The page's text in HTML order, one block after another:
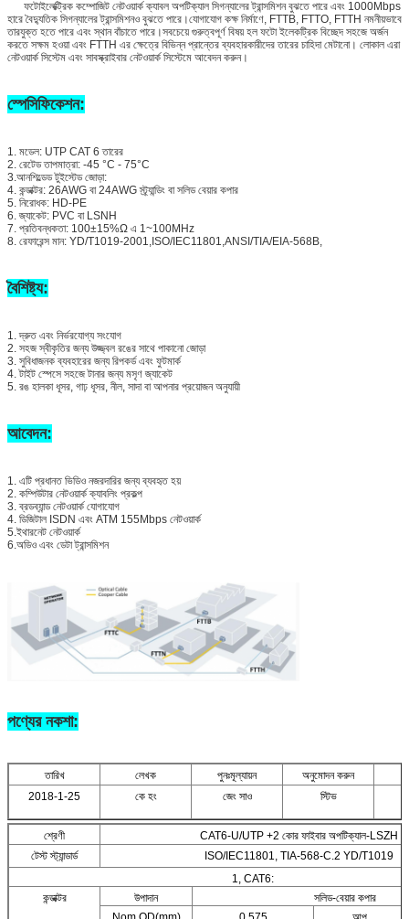
ফটোইলেক্ট্রিক কম্পোজিট নেটওয়ার্ক ক্যাবল অপটিক্যাল সিগন্যালের ট্রান্সমিশন বুঝতে পারে এবং 1000Mbps
হারে বৈদ্যুতিক সিগন্যালের ট্রান্সমিশনও বুঝতে পারে।যোগাযোগ কক্ষ নির্মাণে, FTTB, FTTO, FTTH নমনীয়ভাবে
তারযুক্ত হতে পারে এবং স্থান বাঁচাতে পারে।সবচেয়ে গুরুত্বপূর্ণ বিষয় হল ফটো ইলেকট্রিক বিচ্ছেদ সহজে অর্জন
করতে সক্ষম হওয়া এবং FTTH এর ক্ষেত্রে বিভিন্ন প্রান্তের ব্যবহারকারীদের তারের চাহিদা মেটানো। লোকাল এরা
নেটওয়ার্ক সিস্টেম এবং সাবস্ক্রাইবার নেটওয়ার্ক সিস্টেমে আবেদন করুন।
স্পেসিফিকেশন:
1. মডেল: UTP CAT 6 তারের
2. রেটেড তাপমাত্রা: -45 °C - 75°C
3.আনশিল্ডেড টুইস্টেড জোড়া:
4. কন্ডাক্টর: 26AWG বা 24AWG স্ট্র্যান্ডিং বা সলিড বেয়ার কপার
5. নিরোধক: HD-PE
6. জ্যাকেট: PVC বা LSNH
7. প্রতিবন্ধকতা: 100±15%Ω এ 1~100MHz
8. রেফারেন্স মান: YD/T1019-2001,ISO/IEC11801,ANSI/TIA/EIA-568B,
বৈশিষ্ট্য:
1. দ্রুত এবং নির্ভরযোগ্য সংযোগ
2. সহজ স্বীকৃতির জন্য উজ্জ্বল রঙের সাথে পাকানো জোড়া
3. সুবিধাজনক ব্যবহারের জন্য রিপকর্ড এবং ফুটমার্ক
4. টাইট স্পেসে সহজে টানার জন্য মসৃণ জ্যাকেট
5. রঙ হালকা ধূসর, গাঢ় ধূসর, নীল, সাদা বা আপনার প্রয়োজন অনুযায়ী
আবেদন:
1. এটি প্রধানত ভিডিও নজরদারির জন্য ব্যবহৃত হয়
2. কম্পিউটার নেটওয়ার্ক ক্যাবলিং প্রকল্প
3. ব্রডব্যান্ড নেটওয়ার্ক যোগাযোগ
4. ডিজিটাল ISDN এবং ATM 155Mbps নেটওয়ার্ক
5.ইথারনেট নেটওয়ার্ক
6.অডিও এবং ডেটা ট্রান্সমিশন
পণ্যের নকশা:
তারিখ লেখক পুনঃমূল্যায়ন অনুমোদন করুন
2018-1-25
কে হং জেং সাও স্টিভ
শ্রেণী
CAT6-U/UTP +2 কোর ফাইবার অপটিক্যাল-LSZH
টেস্ট স্ট্যান্ডার্ড
ISO/IEC11801, TIA-568-C.2 YD/T1019
1, CAT6:
কন্ডাক্টর
উপাদান
সলিড-বেয়ার কপার